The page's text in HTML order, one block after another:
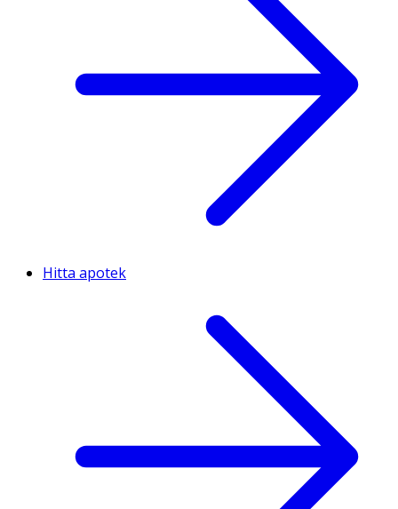
Hitta apotek